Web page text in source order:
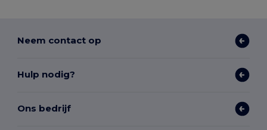
Neem contact op
Hulp nodig?
Ons bedrijf